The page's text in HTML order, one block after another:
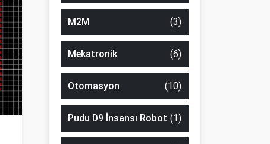
M2M (3)
Mekatronik (6)
Otomasyon (10)
Pudu D9 İnsansı Robot (1)